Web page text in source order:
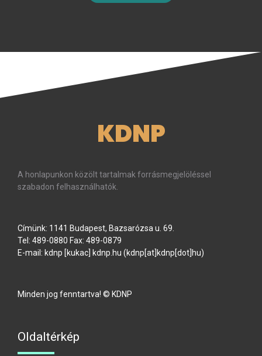
KDNP
A honlapunkon közölt tartalmak forrásmegjelöléssel
szabadon felhasználhatók.
Címünk: 1141 Budapest, Bazsarózsa u. 69.
Tel: 489-0880 Fax: 489-0879
E-mail: kdnp [kukac] kdnp hu (kdnp[at]kdnp[dot]hu)
Minden jog fenntartva! © KDNP
Oldaltérkép